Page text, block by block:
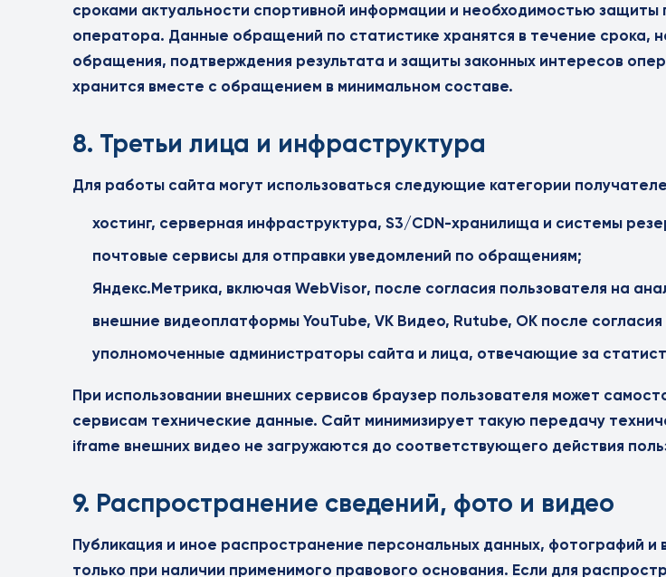
сроками актуальности спортивной информации и необходимостью защиты
оператора. Данные обращений по статистике хранятся в течение срока,
обращения, подтверждения результата и защиты законных интересов
хранится вместе с обращением в минимальном составе.
8. Третьи лица и инфраструктура
Для работы сайта могут использоваться следующие категории
хостинг, серверная инфраструктура, S3/CDN-хранилища и системы
почтовые сервисы для отправки уведомлений по обращениям;
Яндекс.Метрика, включая WebVisor, после согласия пользователя на
внешние видеоплатформы YouTube, VK Видео, Rutube, OK после согласия
уполномоченные администраторы сайта и лица, отвечающие за
При использовании внешних сервисов браузер пользователя может
сервисам технические данные. Сайт минимизирует такую передачу
iframe внешних видео не загружаются до соответствующего действия
9. Распространение сведений, фото и видео
Публикация и иное распространение персональных данных, фотографий
только при наличии применимого правового основания. Если для